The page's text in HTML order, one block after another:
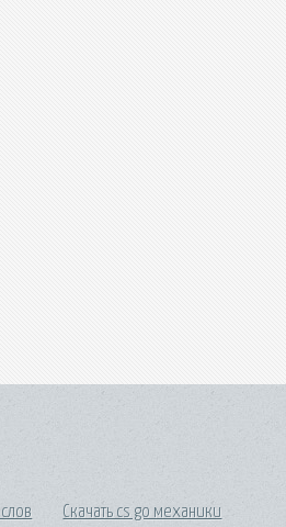
Скачать cs go механики